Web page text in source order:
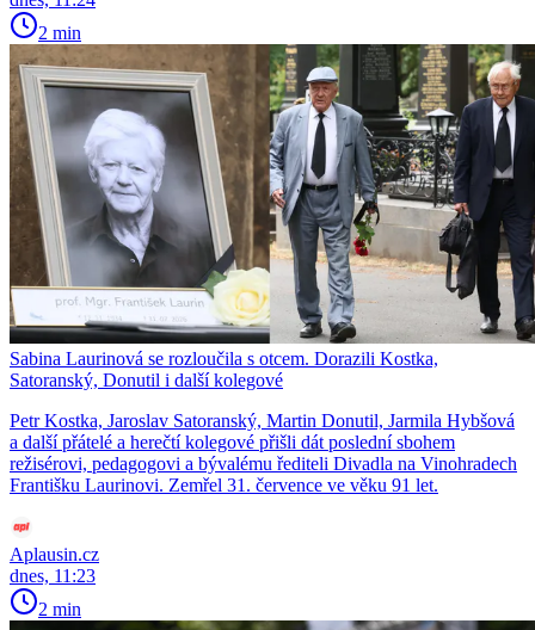
2 min
Sabina Laurinová se rozloučila s otcem. Dorazili Kostka,
Satoranský, Donutil i další kolegové
Petr Kostka, Jaroslav Satoranský, Martin Donutil, Jarmila Hybšová
a další přátelé a herečtí kolegové přišli dát poslední sbohem
režisérovi, pedagogovi a bývalému řediteli Divadla na Vinohradech
Františku Laurinovi. Zemřel 31. července ve věku 91 let.
Aplausin.cz
dnes, 11:23
2 min